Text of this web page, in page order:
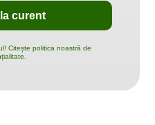
Citește politica noastră de